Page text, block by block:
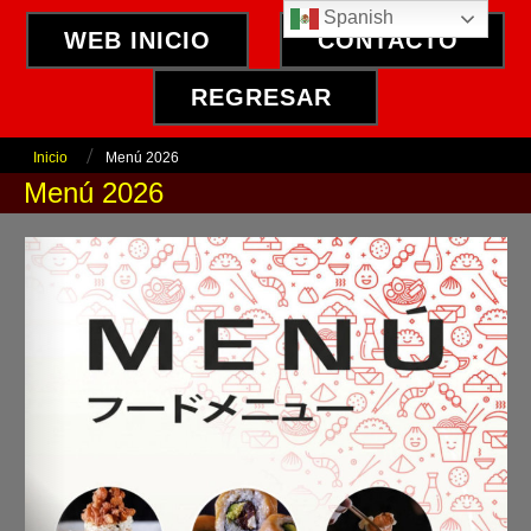
WEB INICIO CONTACTO
REGRESAR
Inicio Menú 2026
Menú 2026
Spanish